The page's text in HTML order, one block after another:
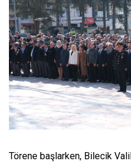
Törene başlarken, Bilecik